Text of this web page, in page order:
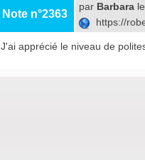
Note n°2363
par Barbara
https://
J'ai apprécié le niveau de